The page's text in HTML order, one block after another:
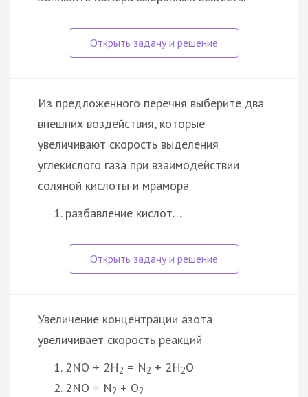
Из предложенного перечня выберите два
внешних воздействия, которые
увеличивают скорость выделения
углекислого газа при взаимодействии
соляной кислоты и мрамора.
разбавление кислот…
Увеличение концентрации азота
увеличивает скорость реакций
2NO + 2H2 = N2 + 2H2O
2NO = N2 + O2